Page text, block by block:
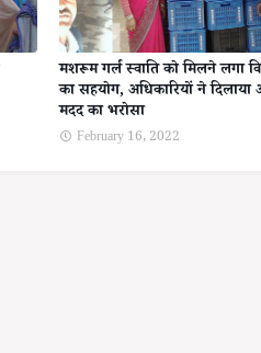
मशरूम गर्ल स्वाति को मिलने लगा
का सहयोग, अधिकारियों ने
मदद का भरोसा
February 16, 2022